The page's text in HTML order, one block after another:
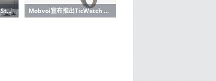
小米为BigDipper C2 IoT Steamer集成炉灶提供众筹 Mobvoi宣布推出TicWatch C2 +；打包更多的RAM